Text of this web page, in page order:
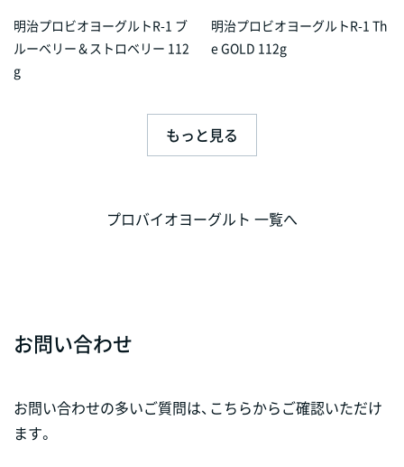
明治プロビオヨーグルトR-1 ブ
ルーベリー＆ストロベリー 112
g
明治プロビオヨーグルトR-1 Th
e GOLD 112g
もっと見る
プロバイオヨーグルト 一覧へ
お問い合わせ
お問い合わせの多いご質問は、こちらからご確認いただけ
ます。